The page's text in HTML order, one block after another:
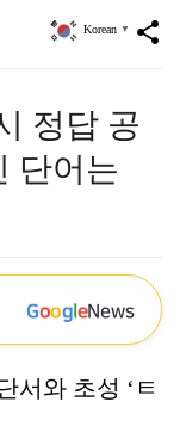
share
Korean ▼
정답 공
단어는
GoogleNews
서와 초성 ‘ㅌ